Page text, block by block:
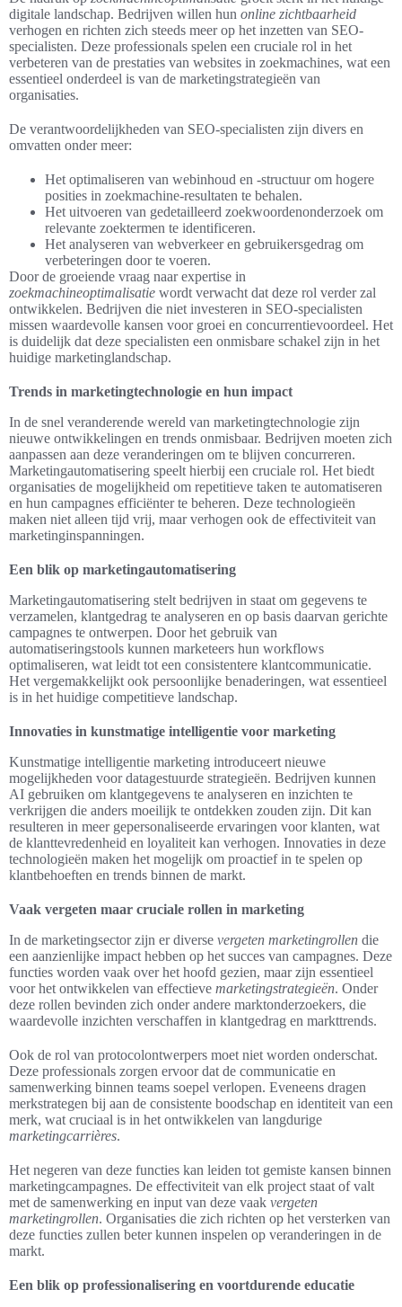
digitale landschap. Bedrijven willen hun online zichtbaarheid
verhogen en richten zich steeds meer op het inzetten van SEO-
specialisten. Deze professionals spelen een cruciale rol in het
verbeteren van de prestaties van websites in zoekmachines, wat een
essentieel onderdeel is van de marketingstrategieën van
organisaties.
De verantwoordelijkheden van SEO-specialisten zijn divers en
omvatten onder meer:
Het optimaliseren van webinhoud en -structuur om hogere
posities in zoekmachine-resultaten te behalen.
Het uitvoeren van gedetailleerd zoekwoordenonderzoek om
relevante zoektermen te identificeren.
Het analyseren van webverkeer en gebruikersgedrag om
verbeteringen door te voeren.
Door de groeiende vraag naar expertise in
zoekmachineoptimalisatie wordt verwacht dat deze rol verder zal
ontwikkelen. Bedrijven die niet investeren in SEO-specialisten
missen waardevolle kansen voor groei en concurrentievoordeel. Het
is duidelijk dat deze specialisten een onmisbare schakel zijn in het
huidige marketinglandschap.
Trends in marketingtechnologie en hun impact
In de snel veranderende wereld van marketingtechnologie zijn
nieuwe ontwikkelingen en trends onmisbaar. Bedrijven moeten zich
aanpassen aan deze veranderingen om te blijven concurreren.
Marketingautomatisering speelt hierbij een cruciale rol. Het biedt
organisaties de mogelijkheid om repetitieve taken te automatiseren
en hun campagnes efficiënter te beheren. Deze technologieën
maken niet alleen tijd vrij, maar verhogen ook de effectiviteit van
marketinginspanningen.
Een blik op marketingautomatisering
Marketingautomatisering stelt bedrijven in staat om gegevens te
verzamelen, klantgedrag te analyseren en op basis daarvan gerichte
campagnes te ontwerpen. Door het gebruik van
automatiseringstools kunnen marketeers hun workflows
optimaliseren, wat leidt tot een consistentere klantcommunicatie.
Het vergemakkelijkt ook persoonlijke benaderingen, wat essentieel
is in het huidige competitieve landschap.
Innovaties in kunstmatige intelligentie voor marketing
Kunstmatige intelligentie marketing introduceert nieuwe
mogelijkheden voor datagestuurde strategieën. Bedrijven kunnen
AI gebruiken om klantgegevens te analyseren en inzichten te
verkrijgen die anders moeilijk te ontdekken zouden zijn. Dit kan
resulteren in meer gepersonaliseerde ervaringen voor klanten, wat
de klanttevredenheid en loyaliteit kan verhogen. Innovaties in deze
technologieën maken het mogelijk om proactief in te spelen op
klantbehoeften en trends binnen de markt.
Vaak vergeten maar cruciale rollen in marketing
In de marketingsector zijn er diverse vergeten marketingrollen die
een aanzienlijke impact hebben op het succes van campagnes. Deze
functies worden vaak over het hoofd gezien, maar zijn essentieel
voor het ontwikkelen van effectieve marketingstrategieën. Onder
deze rollen bevinden zich onder andere marktonderzoekers, die
waardevolle inzichten verschaffen in klantgedrag en markttrends.
Ook de rol van protocolontwerpers moet niet worden onderschat.
Deze professionals zorgen ervoor dat de communicatie en
samenwerking binnen teams soepel verlopen. Eveneens dragen
merkstrategen bij aan de consistente boodschap en identiteit van een
merk, wat cruciaal is in het ontwikkelen van langdurige
marketingcarrières.
Het negeren van deze functies kan leiden tot gemiste kansen binnen
marketingcampagnes. De effectiviteit van elk project staat of valt
met de samenwerking en input van deze vaak vergeten
marketingrollen. Organisaties die zich richten op het versterken van
deze functies zullen beter kunnen inspelen op veranderingen in de
markt.
Een blik op professionalisering en voortdurende educatie